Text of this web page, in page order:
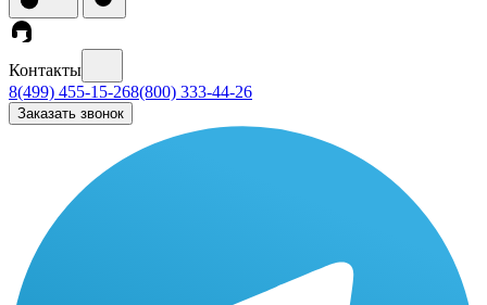
Контакты
8(499) 455-15-268(800) 333-44-26
Заказать звонок